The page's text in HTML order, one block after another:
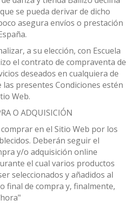
se pueda derivar de dicho
asegura envíos o prestación
a su elección, con Escuela
el contrato de compraventa de
deseados en cualquiera de
las presentes Condiciones estén
Web.
O ADQUISICIÓN
en el Sitio Web por los
Deberán seguir el
y/o adquisición online
el cual varios productos
seleccionados y añadidos al
final de compra y, finalmente,